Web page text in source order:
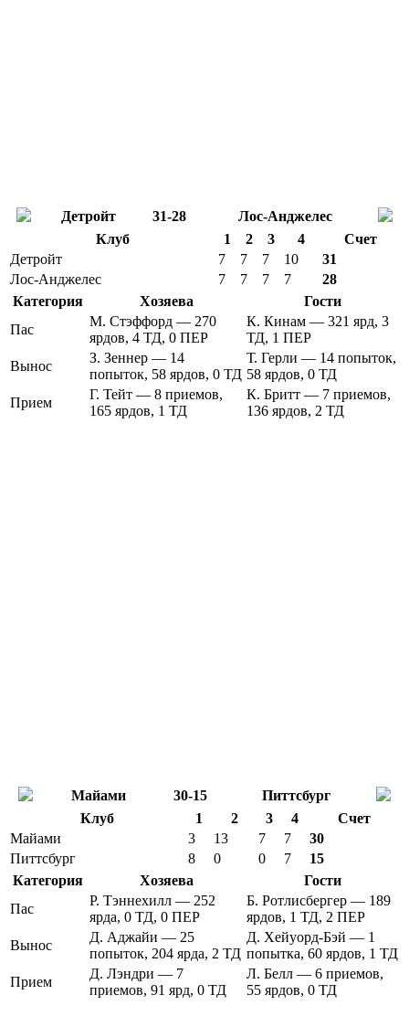
Детройт 31-28
Лос-Анджелес
Клуб
1 2 3 4
Счет
Детройт
7 7 7 10
31
Лос-Анджелес
7 7 7 7
28
Категория
Хозяева
Гости
Пас
М. Стэффорд — 270
ярдов, 4 ТД, 0 ПЕР
К. Кинам — 321 ярд, 3
ТД, 1 ПЕР
Вынос
З. Зеннер — 14
попыток, 58 ярдов, 0 ТД
Т. Герли — 14 попыток,
58 ярдов, 0 ТД
Прием
Г. Тейт — 8 приемов,
165 ярдов, 1 ТД
К. Бритт — 7 приемов,
136 ярдов, 2 ТД
Майами 30-15
Питтсбург
Клуб
1 2 3 4
Счет
Майами
3 13 7 7
30
Питтсбург
8 0 0 7
15
Категория
Хозяева
Гости
Пас
Р. Тэннехилл — 252
ярда, 0 ТД, 0 ПЕР
Б. Ротлисбергер — 189
ярдов, 1 ТД, 2 ПЕР
Вынос
Д. Аджайи — 25
попыток, 204 ярда, 2 ТД
Д. Хейуорд-Бэй — 1
попытка, 60 ярдов, 1 ТД
Прием
Д. Лэндри — 7
приемов, 91 ярд, 0 ТД
Л. Белл — 6 приемов,
55 ярдов, 0 ТД